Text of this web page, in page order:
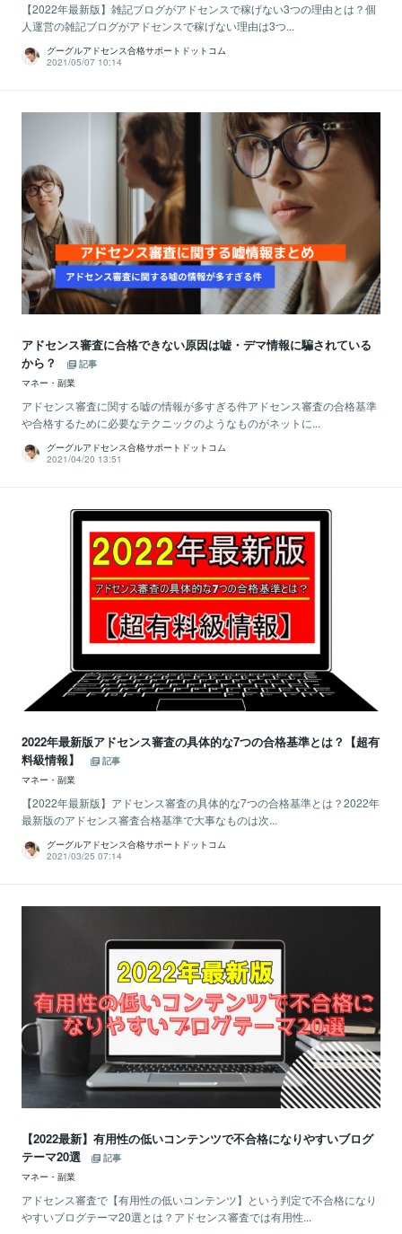
【2022年最新版】雑記ブログがアドセンスで稼げない3つの理由とは？個
人運営の雑記ブログがアドセンスで稼げない理由は3つ...
グーグルアドセンス合格サポートドットコム
2021/05/07 10:14
アドセンス審査に合格できない原因は嘘・デマ情報に騙されている
から？
記事
マネー・副業
アドセンス審査に関する嘘の情報が多すぎる件アドセンス審査の合格基準
や合格するために必要なテクニックのようなものがネットに...
グーグルアドセンス合格サポートドットコム
2021/04/20 13:51
2022年最新版アドセンス審査の具体的な7つの合格基準とは？【超有
料級情報】
記事
マネー・副業
【2022年最新版】アドセンス審査の具体的な7つの合格基準とは？2022年
最新版のアドセンス審査合格基準で大事なものは次...
グーグルアドセンス合格サポートドットコム
2021/03/25 07:14
【2022最新】有用性の低いコンテンツで不合格になりやすいブログ
テーマ20選
記事
マネー・副業
アドセンス審査で【有用性の低いコンテンツ】という判定で不合格になり
やすいブログテーマ20選とは？アドセンス審査では有用性...